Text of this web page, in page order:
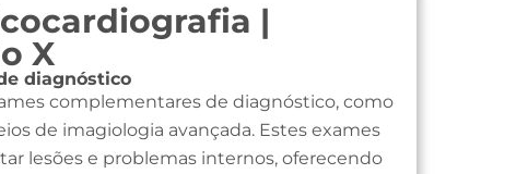
|
X
diagnóstico
complementares de diagnóstico, como
de imagiologia avançada. Estes exames
lesões e problemas internos, oferecendo